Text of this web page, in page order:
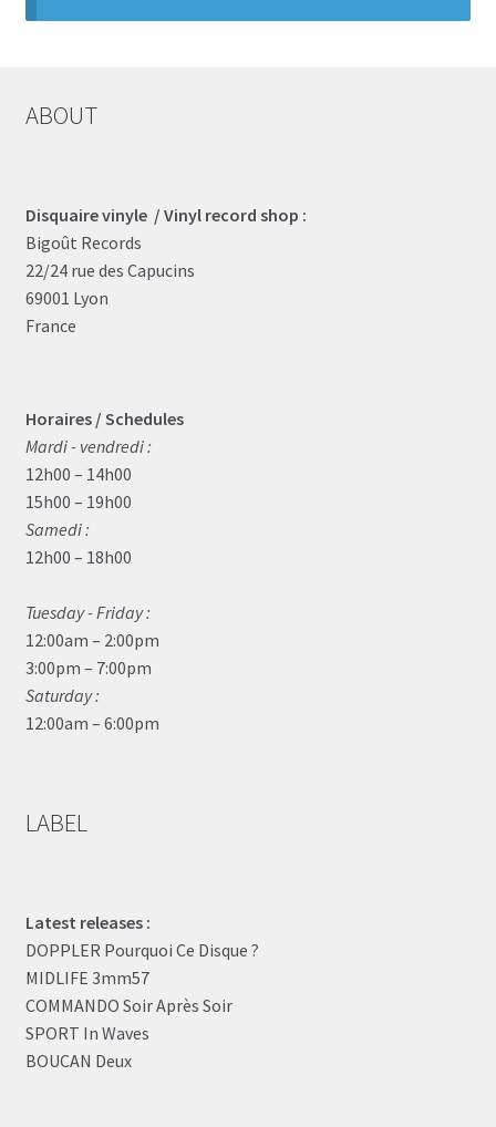
ABOUT
Disquaire vinyle / Vinyl record shop :
Bigoût Records
22/24 rue des Capucins
69001 Lyon
France
Horaires / Schedules
Mardi - vendredi :
12h00 – 14h00
15h00 – 19h00
Samedi :
12h00 – 18h00
Tuesday - Friday :
12:00am – 2:00pm
3:00pm – 7:00pm
Saturday :
12:00am – 6:00pm
LABEL
Latest releases :
DOPPLER Pourquoi Ce Disque ?
MIDLIFE 3mm57
COMMANDO Soir Après Soir
SPORT In Waves
BOUCAN Deux